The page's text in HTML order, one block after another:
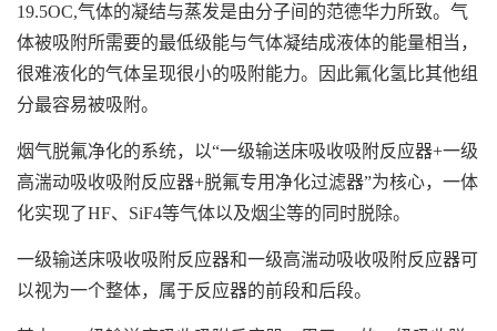
19.5OC,气体的凝结与蒸发是由分子间的范德华力所致。气
体被吸附所需要的最低级能与气体凝结成液体的能量相当，
很难液化的气体呈现很小的吸附能力。因此氟化氢比其他组
分最容易被吸附。
烟气脱氟净化的系统，以“一级输送床吸收吸附反应器+一级
高湍动吸收吸附反应器+脱氟专用净化过滤器”为核心，一体
化实现了HF、SiF4等气体以及烟尘等的同时脱除。
一级输送床吸收吸附反应器和一级高湍动吸收吸附反应器可
以视为一个整体，属于反应器的前段和后段。